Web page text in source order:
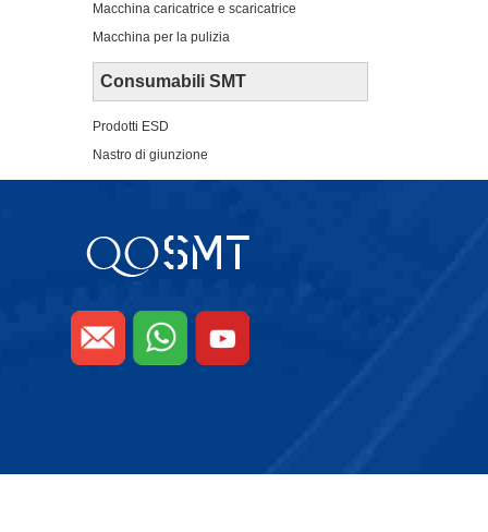
Macchina caricatrice e scaricatrice
Macchina per la pulizia
Consumabili SMT
Prodotti ESD
Nastro di giunzione